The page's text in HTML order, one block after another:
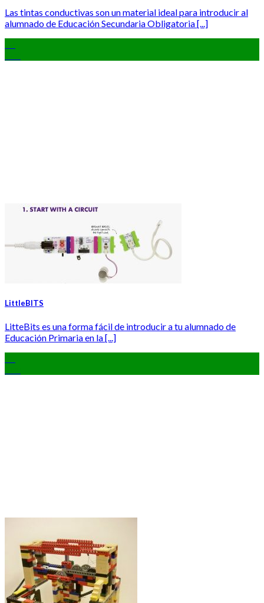
Las tintas conductivas son un material ideal para introducir al
alumnado de Educación Secundaria Obligatoria [...]
LittleBITS
LitteBits es una forma fácil de introducir a tu alumnado de
Educación Primaria en la [...]